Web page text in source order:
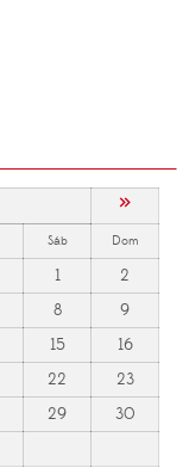
»
Sáb Dom
1
2
8
9
15
16
22
23
29
30